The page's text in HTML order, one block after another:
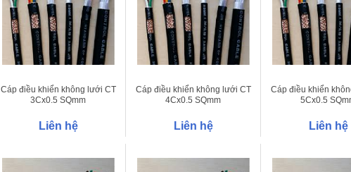
Cáp điều khiển không lưới CT
3Cx0.5 SQmm
Liên hệ
Cáp điều khiển không lưới CT
4Cx0.5 SQmm
Liên hệ
Cáp điều khiển
5Cx0.5
Liên hệ